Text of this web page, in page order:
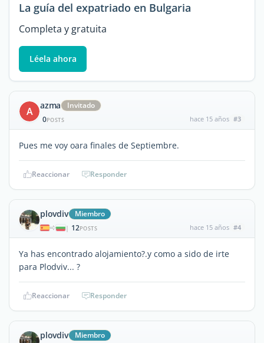
La guía del expatriado en Bulgaria
Completa y gratuita
Léela ahora
A azma
Invitado
0POSTS hace 15 años #3
Pues me voy oara finales de Septiembre.
Reaccionar Responder
plovdiv Miembro
| 12POSTS hace 15 años #4
Ya has encontrado alojamiento?.y como a sido de irte
para Plodviv... ?
Reaccionar Responder
plovdiv Miembro